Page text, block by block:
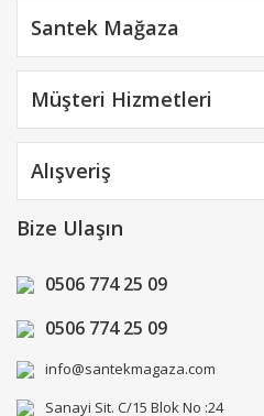
Santek Mağaza
Müşteri Hizmetleri
Alışveriş
Bize Ulaşın
0506 774 25 09
0506 774 25 09
info@santekmagaza.com
Sanayi Sit. C/15 Blok No :24